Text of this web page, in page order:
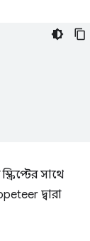
সাথে
দ্বারা